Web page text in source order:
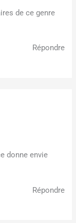
de ce genre
Répondre
donne envie
Répondre